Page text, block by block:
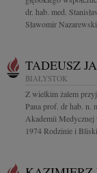
dr. hab. med.
Sławomir Nazarewski
TADEUSZ
BIAŁYSTOK
Z wielkim żalem
Pana prof. dr hab. n.
Akademii Medycznej
1974 Rodzinie i